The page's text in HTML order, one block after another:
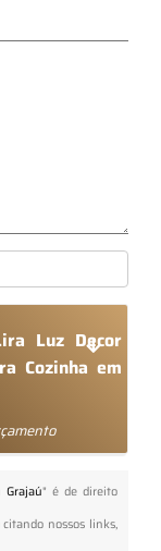
Luz Decor
Cozinha em
" é de direito
nossos links,